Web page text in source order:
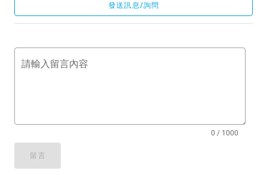
發送訊息/詢問
請輸入留言內容
0 / 1000
留言